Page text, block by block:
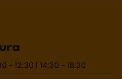
- 12:30 | 14:30 - 18:30